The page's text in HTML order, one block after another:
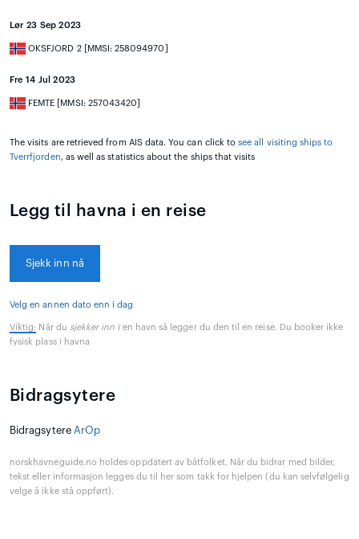
Lør 23 Sep 2023
OKSFJORD 2 [MMSI: 258094970]
Fre 14 Jul 2023
FEMTE [MMSI: 257043420]
The visits are retrieved from AIS data. You can click tosee all visiting ships to
Tverrfjorden, as well as statistics about the ships that visits
Legg til havna i en reise
Sjekk inn nå
Velg en annen dato enn i dag
Viktig: Når du sjekker inn i en havn så legger du den til en reise. Du booker ikke
fysisk plass i havna
Bidragsytere
Bidragsytere ArOp
norskhavneguide.no holdes oppdatert av båtfolket. Når du bidrar med bilder,
tekst eller informasjon legges du til her som takk for hjelpen (du kan selvfølgelig
velge å ikke stå oppført).